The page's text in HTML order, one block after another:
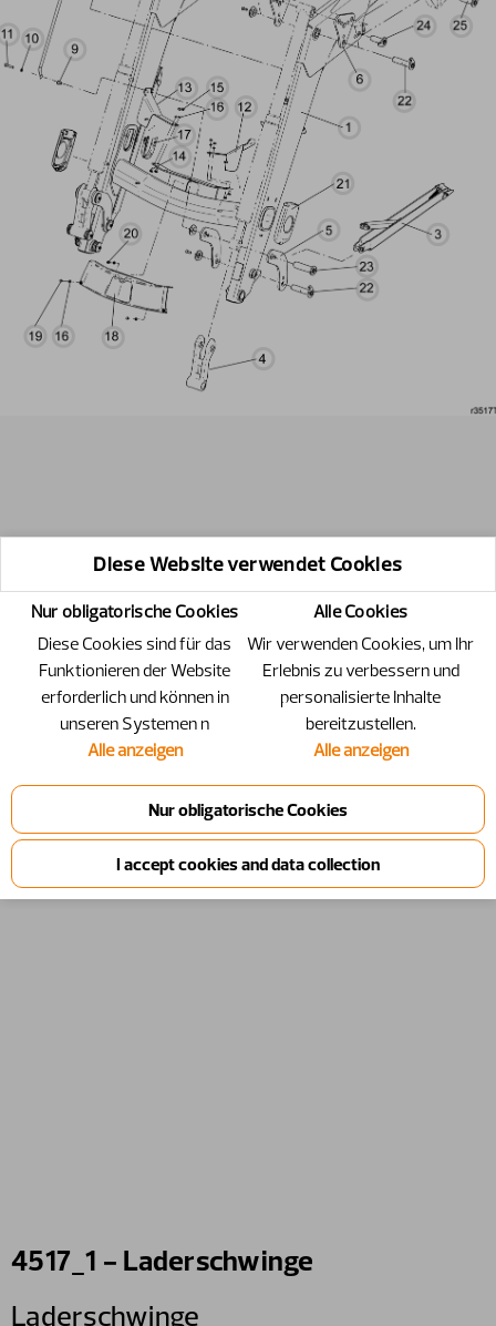
4517_1 - Laderschwinge
Laderschwinge
Diese Website verwendet Cookies
Nur obligatorische Cookies
Diese Cookies sind für das
Funktionieren der Website
erforderlich und können in
unseren Systemen n
Alle anzeigen
Alle Cookies
Wir verwenden Cookies, um Ihr
Erlebnis zu verbessern und
personalisierte Inhalte
bereitzustellen.
Alle anzeigen